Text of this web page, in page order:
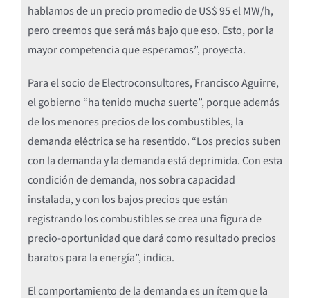
hablamos de un precio promedio de US$ 95 el MW/h,
pero creemos que será más bajo que eso. Esto, por la
mayor competencia que esperamos”, proyecta.
Para el socio de Electroconsultores, Francisco Aguirre,
el gobierno “ha tenido mucha suerte”, porque además
de los menores precios de los combustibles, la
demanda eléctrica se ha resentido. “Los precios suben
con la demanda y la demanda está deprimida. Con esta
condición de demanda, nos sobra capacidad
instalada, y con los bajos precios que están
registrando los combustibles se crea una figura de
precio-oportunidad que dará como resultado precios
baratos para la energía”, indica.
El comportamiento de la demanda es un ítem que la